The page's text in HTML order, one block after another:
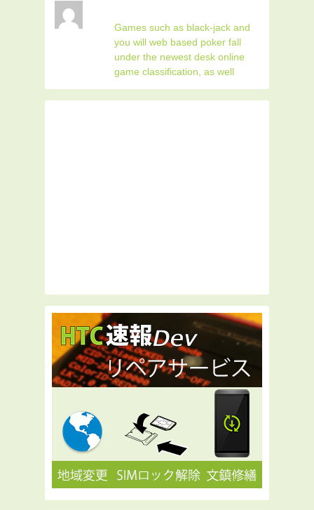
Games such as black-jack and
you will web based poker fall
under the newest desk online
game classification, as well